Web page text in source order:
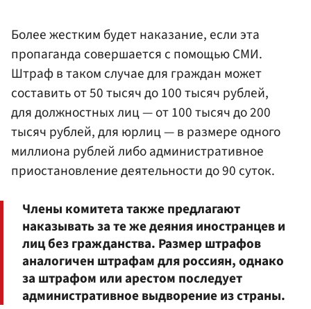
Более жестким будет наказание, если эта
пропаганда совершается с помощью СМИ.
Штраф в таком случае для граждан может
составить от 50 тысяч до 100 тысяч рублей,
для должностных лиц — от 100 тысяч до 200
тысяч рублей, для юрлиц — в размере одного
миллиона рублей либо административное
приостановление деятельности до 90 суток.
Члены комитета также предлагают
наказывать за те же деяния иностранцев и
лиц без гражданства. Размер штрафов
аналогичен штрафам для россиян, однако
за штрафом или арестом последует
административное выдворение из страны.